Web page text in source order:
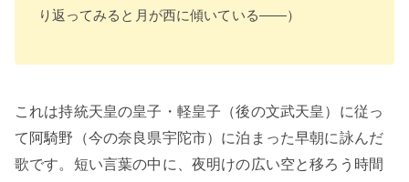
り返ってみると月が西に傾いている——）
これは持統天皇の皇子・軽皇子（後の文武天皇）に従っ
て阿騎野（今の奈良県宇陀市）に泊まった早朝に詠んだ
歌です。短い言葉の中に、夜明けの広い空と移ろう時間